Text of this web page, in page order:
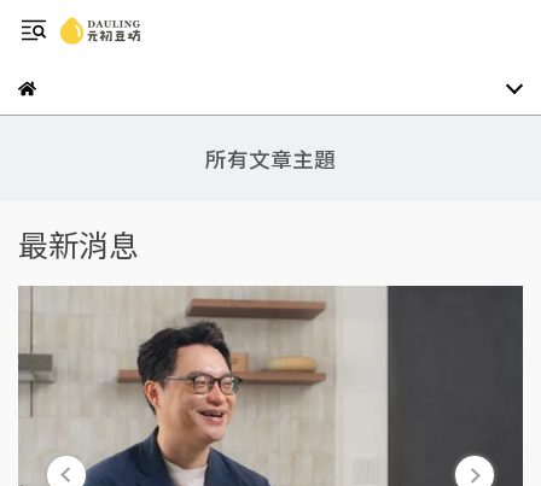
所有文章主題
最新消息